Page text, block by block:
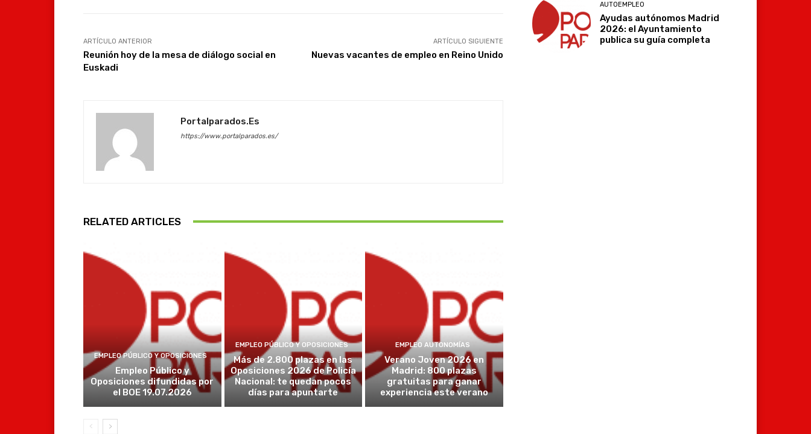
ARTÍCULO ANTERIOR
Reunión hoy de la mesa de diálogo social en
Euskadi
ARTÍCULO SIGUIENTE
Nuevas vacantes de empleo en Reino Unido
Portalparados.es
https://www.portalparados.es/
RELATED ARTICLES
EMPLEO PÚBLICO Y OPOSICIONES
Empleo Público y
Oposiciones difundidas por
el BOE 19.07.2026
EMPLEO PÚBLICO Y OPOSICIONES
Más de 2.800 plazas en las
Oposiciones 2026 de Policía
Nacional: te quedan pocos
días para apuntarte
EMPLEO AUTONOMÍAS
Verano Joven 2026 en
Madrid: 800 plazas
gratuitas para ganar
experiencia este verano
AUTOEMPLEO
Ayudas autónomos Madrid
2026: el Ayuntamiento
publica su guía completa